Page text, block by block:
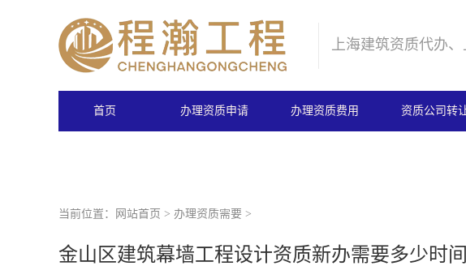
上海建筑资质代办
首页 办理资质申请 办理资质费用 资质公司转
当前位置： 网站首页 > 办理资质需要 >
金山区建筑幕墙工程设计资质新办需要多少时间